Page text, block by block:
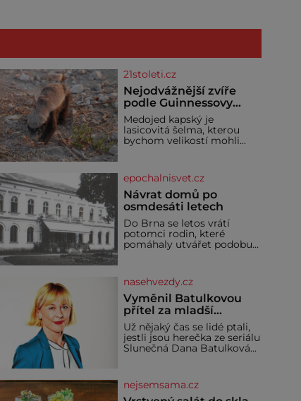
21stoleti.cz
Nejodvážnější zvíře
podle Guinnessovy
knihy rekordů?
Šelmička s pruhem na
hřbetě!
Medojed kapský je
lasicovitá šelma, kterou
bychom velikostí mohli
nebojácná, ostatně bývá
označována za
nejodvážnější zvíře vůbec. V
této souvislosti je dokonc
epochalnisvet.cz
Návrat domů po
osmdesáti letech
Do Brna se letos vrátí
potomci rodin, které
pomáhaly utvářet podobu
světová válka. Příběhy rodů
Placzek, Löw-Beer,
Fuhrmann, Kohn a Stiassni
se stanou jednou z hlavních
dramaturgických linií
festivalu židovské kultury
ŠTETL FEST 2026. Některé
návraty nejsou jednoduché.
vyprávění, už dávno
nasehvezdy.cz
Vyměnil Batulkovou
přítel za mladší
exemplář?
Už nějaký čas se lidé ptali,
jestli jsou herečka ze seriálu
Slunečná Dana Batulková
vůbec spolu. Herečka od
sebe přítele od samého
nejsemsama.cz